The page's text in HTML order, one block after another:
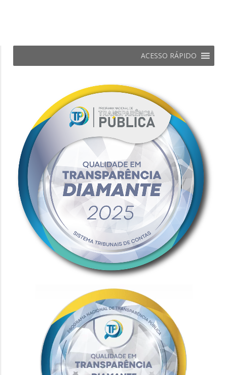
ACESSO RÁPIDO